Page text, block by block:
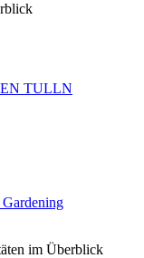
TULLN
im Überblick